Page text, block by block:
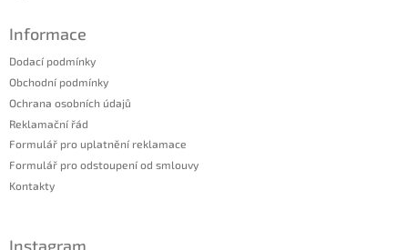
Informace
Dodací podmínky
Obchodní podmínky
Ochrana osobních údajů
Reklamační řád
Formulář pro uplatnění reklamace
Formulář pro odstoupení od smlouvy
Kontakty
Instagram